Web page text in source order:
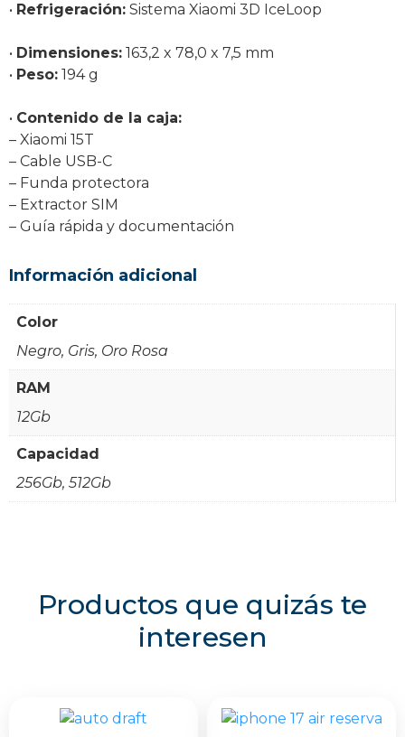
• Refrigeración: Sistema Xiaomi 3D IceLoop
• Dimensiones: 163,2 x 78,0 x 7,5 mm
• Peso: 194 g
• Contenido de la caja:
– Xiaomi 15T
– Cable USB-C
– Funda protectora
– Extractor SIM
– Guía rápida y documentación
Información adicional
Color
Negro, Gris, Oro Rosa
RAM
12Gb
Capacidad
256Gb, 512Gb
Productos que quizás te
interesen